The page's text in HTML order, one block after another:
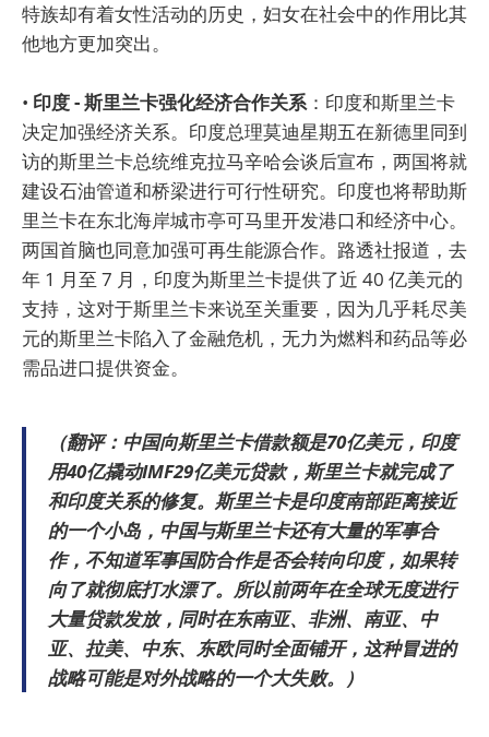
特族却有着女性活动的历史，妇女在社会中的作用比其
他地方更加突出。
• 印度 - 斯里兰卡强化经济合作关系：印度和斯里兰卡
决定加强经济关系。印度总理莫迪星期五在新德里同到
访的斯里兰卡总统维克拉马辛哈会谈后宣布，两国将就
建设石油管道和桥梁进行可行性研究。印度也将帮助斯
里兰卡在东北海岸城市亭可马里开发港口和经济中心。
两国首脑也同意加强可再生能源合作。路透社报道，去
年 1 月至 7 月，印度为斯里兰卡提供了近 40 亿美元的
支持，这对于斯里兰卡来说至关重要，因为几乎耗尽美
元的斯里兰卡陷入了金融危机，无力为燃料和药品等必
需品进口提供资金。
（翻评：中国向斯里兰卡借款额是70亿美元，印度
用40亿撬动IMF29亿美元贷款，斯里兰卡就完成了
和印度关系的修复。斯里兰卡是印度南部距离接近
的一个小岛，中国与斯里兰卡还有大量的军事合
作，不知道军事国防合作是否会转向印度，如果转
向了就彻底打水漂了。所以前两年在全球无度进行
大量贷款发放，同时在东南亚、非洲、南亚、中
亚、拉美、中东、东欧同时全面铺开，这种冒进的
战略可能是对外战略的一个大失败。）